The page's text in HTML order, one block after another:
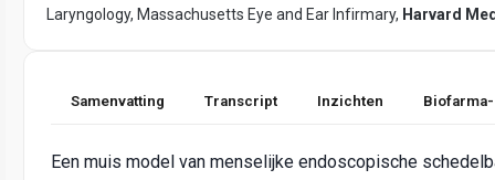
Laryngology, Massachusetts Eye and Ear Infirmary, Harvard
Samenvatting Transcript Inzichten
Een muis model van menselijke endoscopische